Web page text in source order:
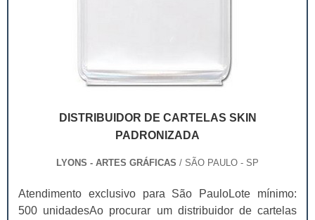
DISTRIBUIDOR DE CARTELAS SKIN
PADRONIZADA
LYONS - ARTES GRÁFICAS / SÃO PAULO - SP
Atendimento exclusivo para São PauloLote mínimo:
500 unidadesAo procurar um distribuidor de cartelas